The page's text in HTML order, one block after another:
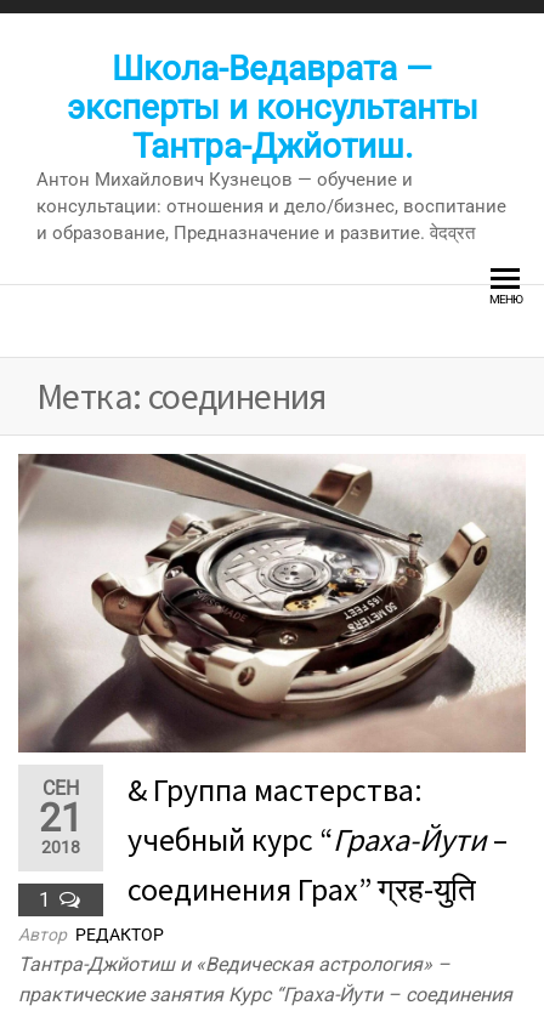
Перейти
Школа-Ведаврата —
эксперты и консультанты
Тантра-Джйотиш.
Антон Михайлович Кузнецов — обучение и
консультации: отношения и дело/бизнес, воспитание
и образование, Предназначение и развитие. वेदव्रत
МЕНЮ
Метка: соединения
СЕН
21
2018
1
& Группа мастерства:
учебный курс “Граха-Йути–
соединения Грах” ग्रह-युति
Автор РЕДАКТОР
Тантра-Джйотиш и «Ведическая астрология» –
практические занятия Курс “Граха-Йути – соединения